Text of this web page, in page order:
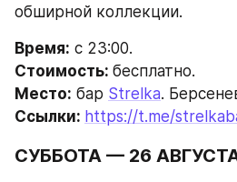
обширной коллекции.
Время: с 23:00.
Стоимость: бесплатно.
Место: бар Strelka.
Ссылки: https://t.me/
СУББОТА — 26